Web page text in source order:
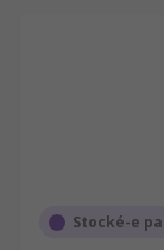
Stocké-e